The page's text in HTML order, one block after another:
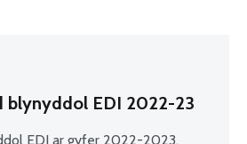
blynyddol EDI 2022-23
EDI ar gyfer 2022-2023,